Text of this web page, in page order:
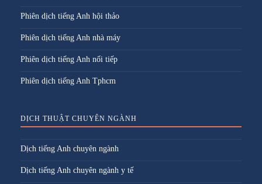
Phiên dịch tiếng Anh hội thảo
Phiên dịch tiếng Anh nhà máy
Phiên dịch tiếng Anh nối tiếp
Phiên dịch tiếng Anh Tphcm
DỊCH THUẬT CHUYÊN NGÀNH
Dịch tiếng Anh chuyên ngành
Dịch tiếng Anh chuyên ngành y tế